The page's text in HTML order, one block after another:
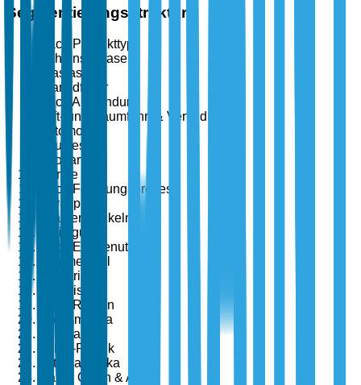
Segmentierungsstruktur
Nach Produkttyp
Kohlenstofffaser
Glasfaser
Aramidfaser
Nach Anwendung
Luft- und Raumfahrt & Verteidigung
Automobil
Bauwesen
Sportartikel
Marine
Nach Fertigungsprozess
Lay-Up
Filamentwickeln
Spritzguss
Nach Endbenutzer
Kommerziell
Industriell
Militärisch
Nach Region
Nordamerika
Europa
Asien-Pazifik
Lateinamerika
Naher Osten & Afrika